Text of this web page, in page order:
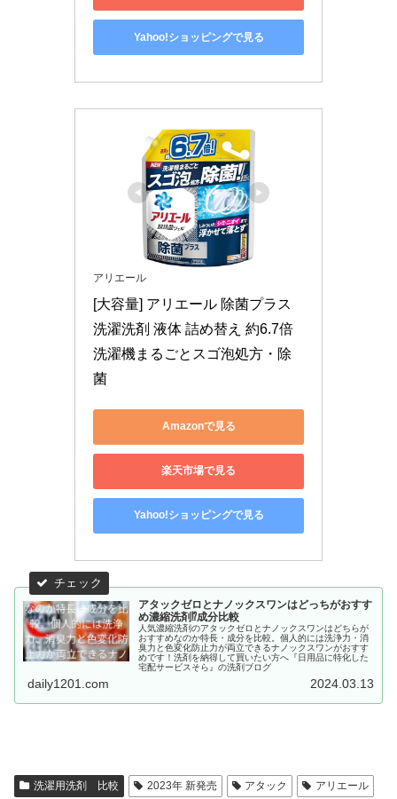
Yahoo!ショッピングで見る
アリエール
[大容量] アリエール 除菌プラス
洗濯洗剤 液体 詰め替え 約6.7倍
洗濯機まるごとスゴ泡処方・除
菌
Amazonで見る
楽天市場で見る
Yahoo!ショッピングで見る
アタックゼロとナノックスワンはどっちがおすす
め濃縮洗剤⁉成分比較
人気濃縮洗剤のアタックゼロとナノックスワンはどちらが
おすすめなのか特長・成分を比較。個人的には洗浄力・消
臭力と色変化防止力が両立できるナノックスワンがおすす
めです！洗剤を納得して買いたい方へ『日用品に特化した
宅配サービスそら』の洗剤ブログ
daily1201.com 2024.03.13
洗濯用洗剤 比較 2023年 新発売 アタック アリエール